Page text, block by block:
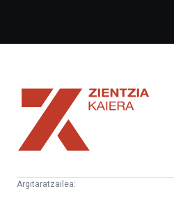
Zientzia
Kaiera
Argitaratzailea: